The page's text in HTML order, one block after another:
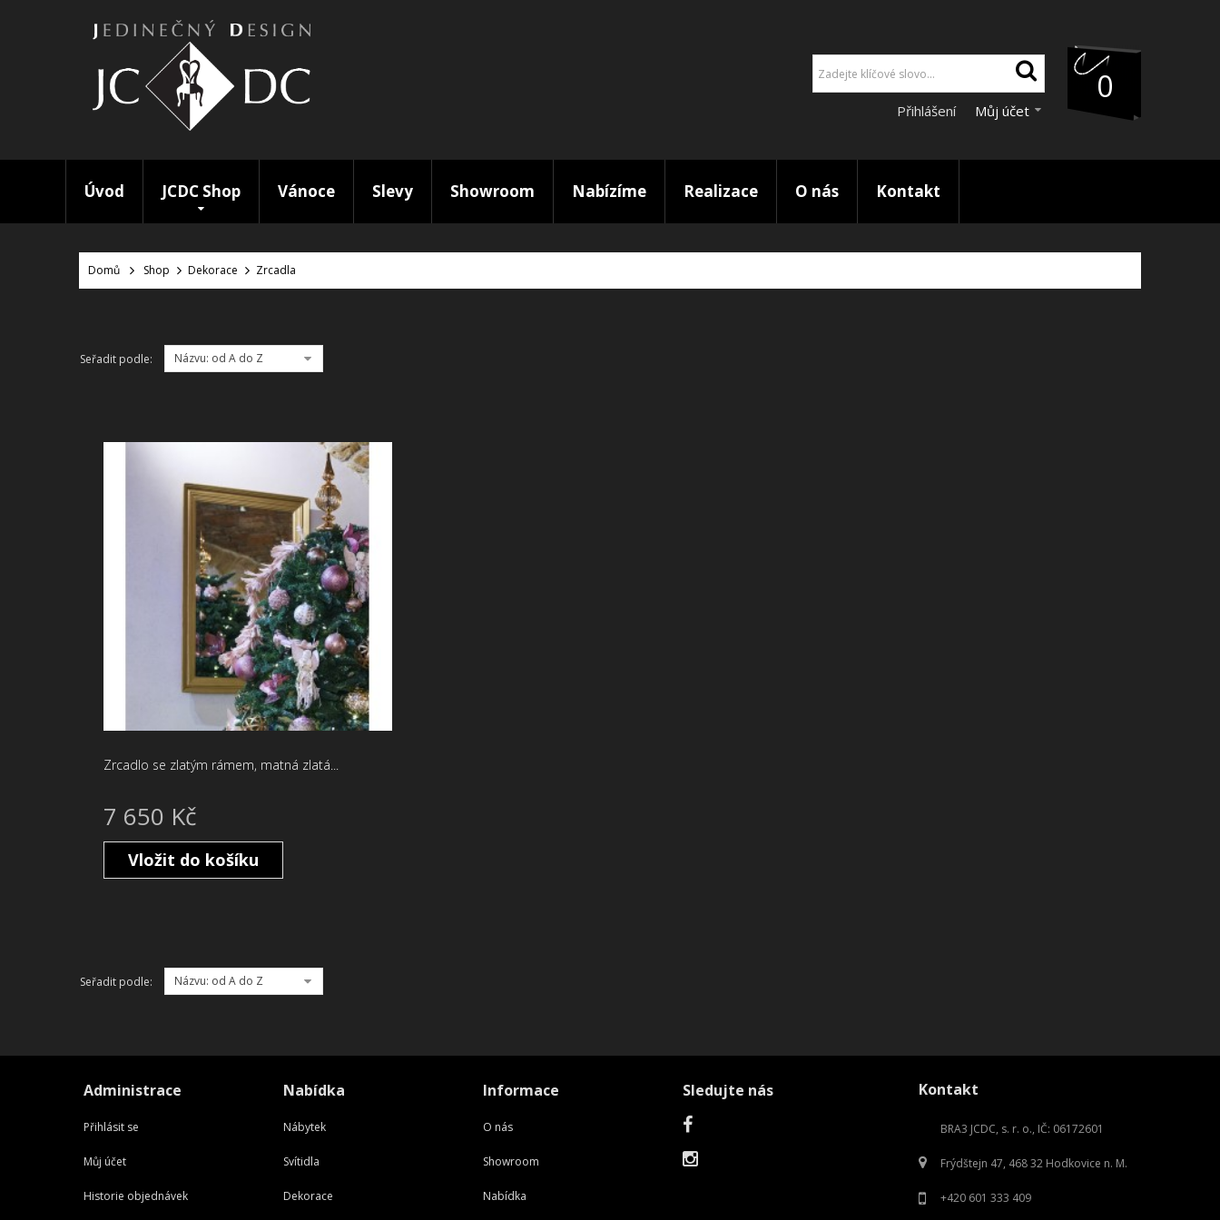
0
Přihlášení Můj účet
Úvod JCDC Shop Vánoce Slevy Showroom Nabízíme Realizace O nás Kontakt
Domů Shop Dekorace Zrcadla
Seřadit podle: Názvu: od A do Z
Zrcadlo se zlatým rámem, matná zlatá...
7 650 Kč
Vložit do košíku
Seřadit podle: Názvu: od A do Z
Administrace
Přihlásit se
Můj účet
Historie objednávek
Nabídka
Nábytek
Svítidla
Dekorace
Informace
O nás
Showroom
Nabídka
Sledujte nás Kontakt
BRA3 JCDC, s. r. o., IČ: 06172601
Frýdštejn 47, 468 32 Hodkovice n. M.
+420 601 333 409